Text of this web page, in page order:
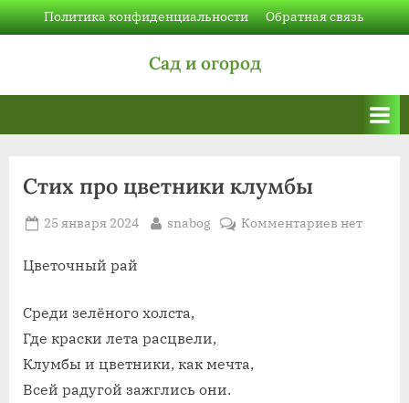
Skip
to
Политика конфиденциальности Обратная связь
Сад и огород
Стих про цветники клумбы
Posted
25 января 2024 By
snabog Комментариевкнет
Цветочный рай
Среди зелёного холста,
Где краски лета расцвели,
Клумбы и цветники, как мечта,
Всей радугой зажглись они.